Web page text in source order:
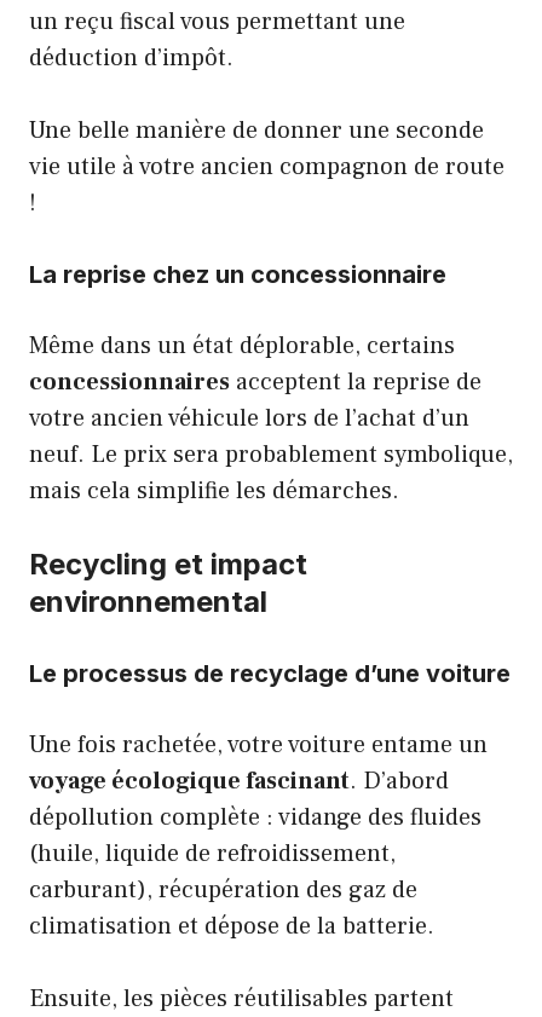
un reçu fiscal vous permettant une
déduction d’impôt.
Une belle manière de donner une seconde
vie utile à votre ancien compagnon de route
!
La reprise chez un concessionnaire
Même dans un état déplorable, certains
concessionnaires acceptent la reprise de
votre ancien véhicule lors de l’achat d’un
neuf. Le prix sera probablement symbolique,
mais cela simplifie les démarches.
Recycling et impact
environnemental
Le processus de recyclage d’une voiture
Une fois rachetée, votre voiture entame un
voyage écologique fascinant. D’abord
dépollution complète : vidange des fluides
(huile, liquide de refroidissement,
carburant), récupération des gaz de
climatisation et dépose de la batterie.
Ensuite, les pièces réutilisables partent